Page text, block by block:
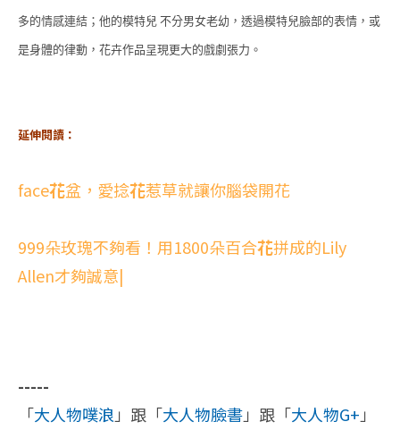
多的情感連結；他的模特兒 不分男女老幼，透過模特兒臉部的表情，或
是身體的律動，花卉作品呈現更大的戲劇張力。
延伸閱讀：
face花盆，愛捻花惹草就讓你腦袋開花
999朵玫瑰不夠看！用1800朵百合花拼成的Lily
Allen才夠誠意|
-----
「大人物噗浪 」跟「大人物臉書」跟「大人物G+ 」